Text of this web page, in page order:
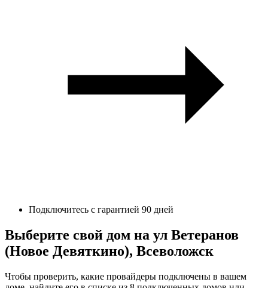
Подключитесь с гарантией 90 дней
Выберите свой дом на ул Ветеранов
(Новое Девяткино), Всеволожск
Чтобы проверить, какие провайдеры подключены в вашем